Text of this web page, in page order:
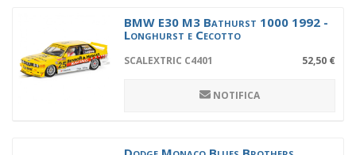
BMW E30 M3 Bathurst 1000 1992 -
Longhurst e Cecotto
SCALEXTRIC C4401 52,50 €
NOTIFICA